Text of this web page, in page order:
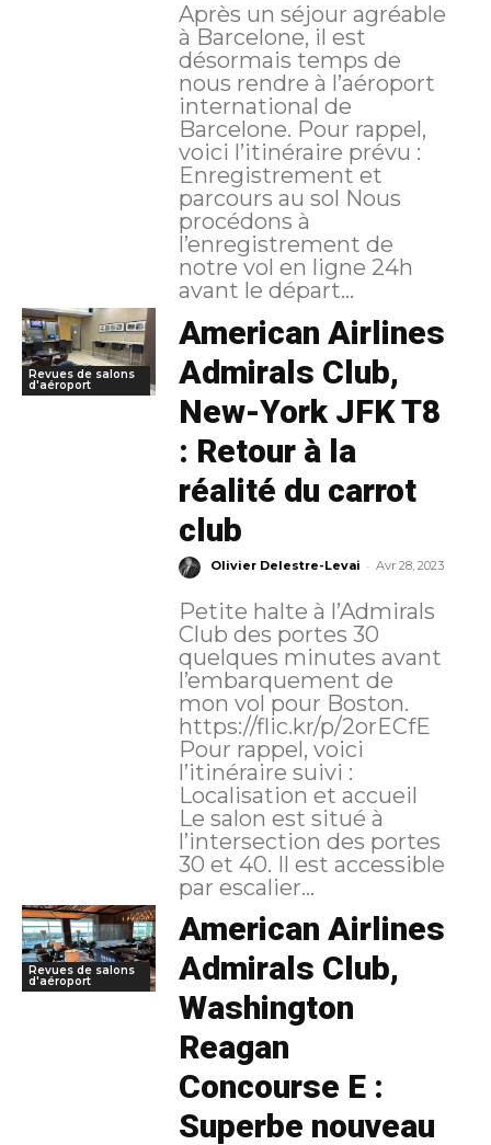
Après un séjour agréable
à Barcelone, il est
désormais temps de
nous rendre à l’aéroport
international de
Barcelone. Pour rappel,
voici l’itinéraire prévu :
Enregistrement et
parcours au sol Nous
procédons à
l’enregistrement de
notre vol en ligne 24h
avant le départ...
Revues de salons
d'aéroport
American Airlines
Admirals Club,
New-York JFK T8
: Retour à la
réalité du carrot
club
Olivier Delestre-Levai - Avr 28, 2023
Petite halte à l’Admirals
Club des portes 30
quelques minutes avant
l’embarquement de
mon vol pour Boston.
https://flic.kr/p/2orECfE
Pour rappel, voici
l’itinéraire suivi :
Localisation et accueil
Le salon est situé à
l’intersection des portes
30 et 40. Il est accessible
par escalier...
Revues de salons
d'aéroport
American Airlines
Admirals Club,
Washington
Reagan
Concourse E :
Superbe nouveau